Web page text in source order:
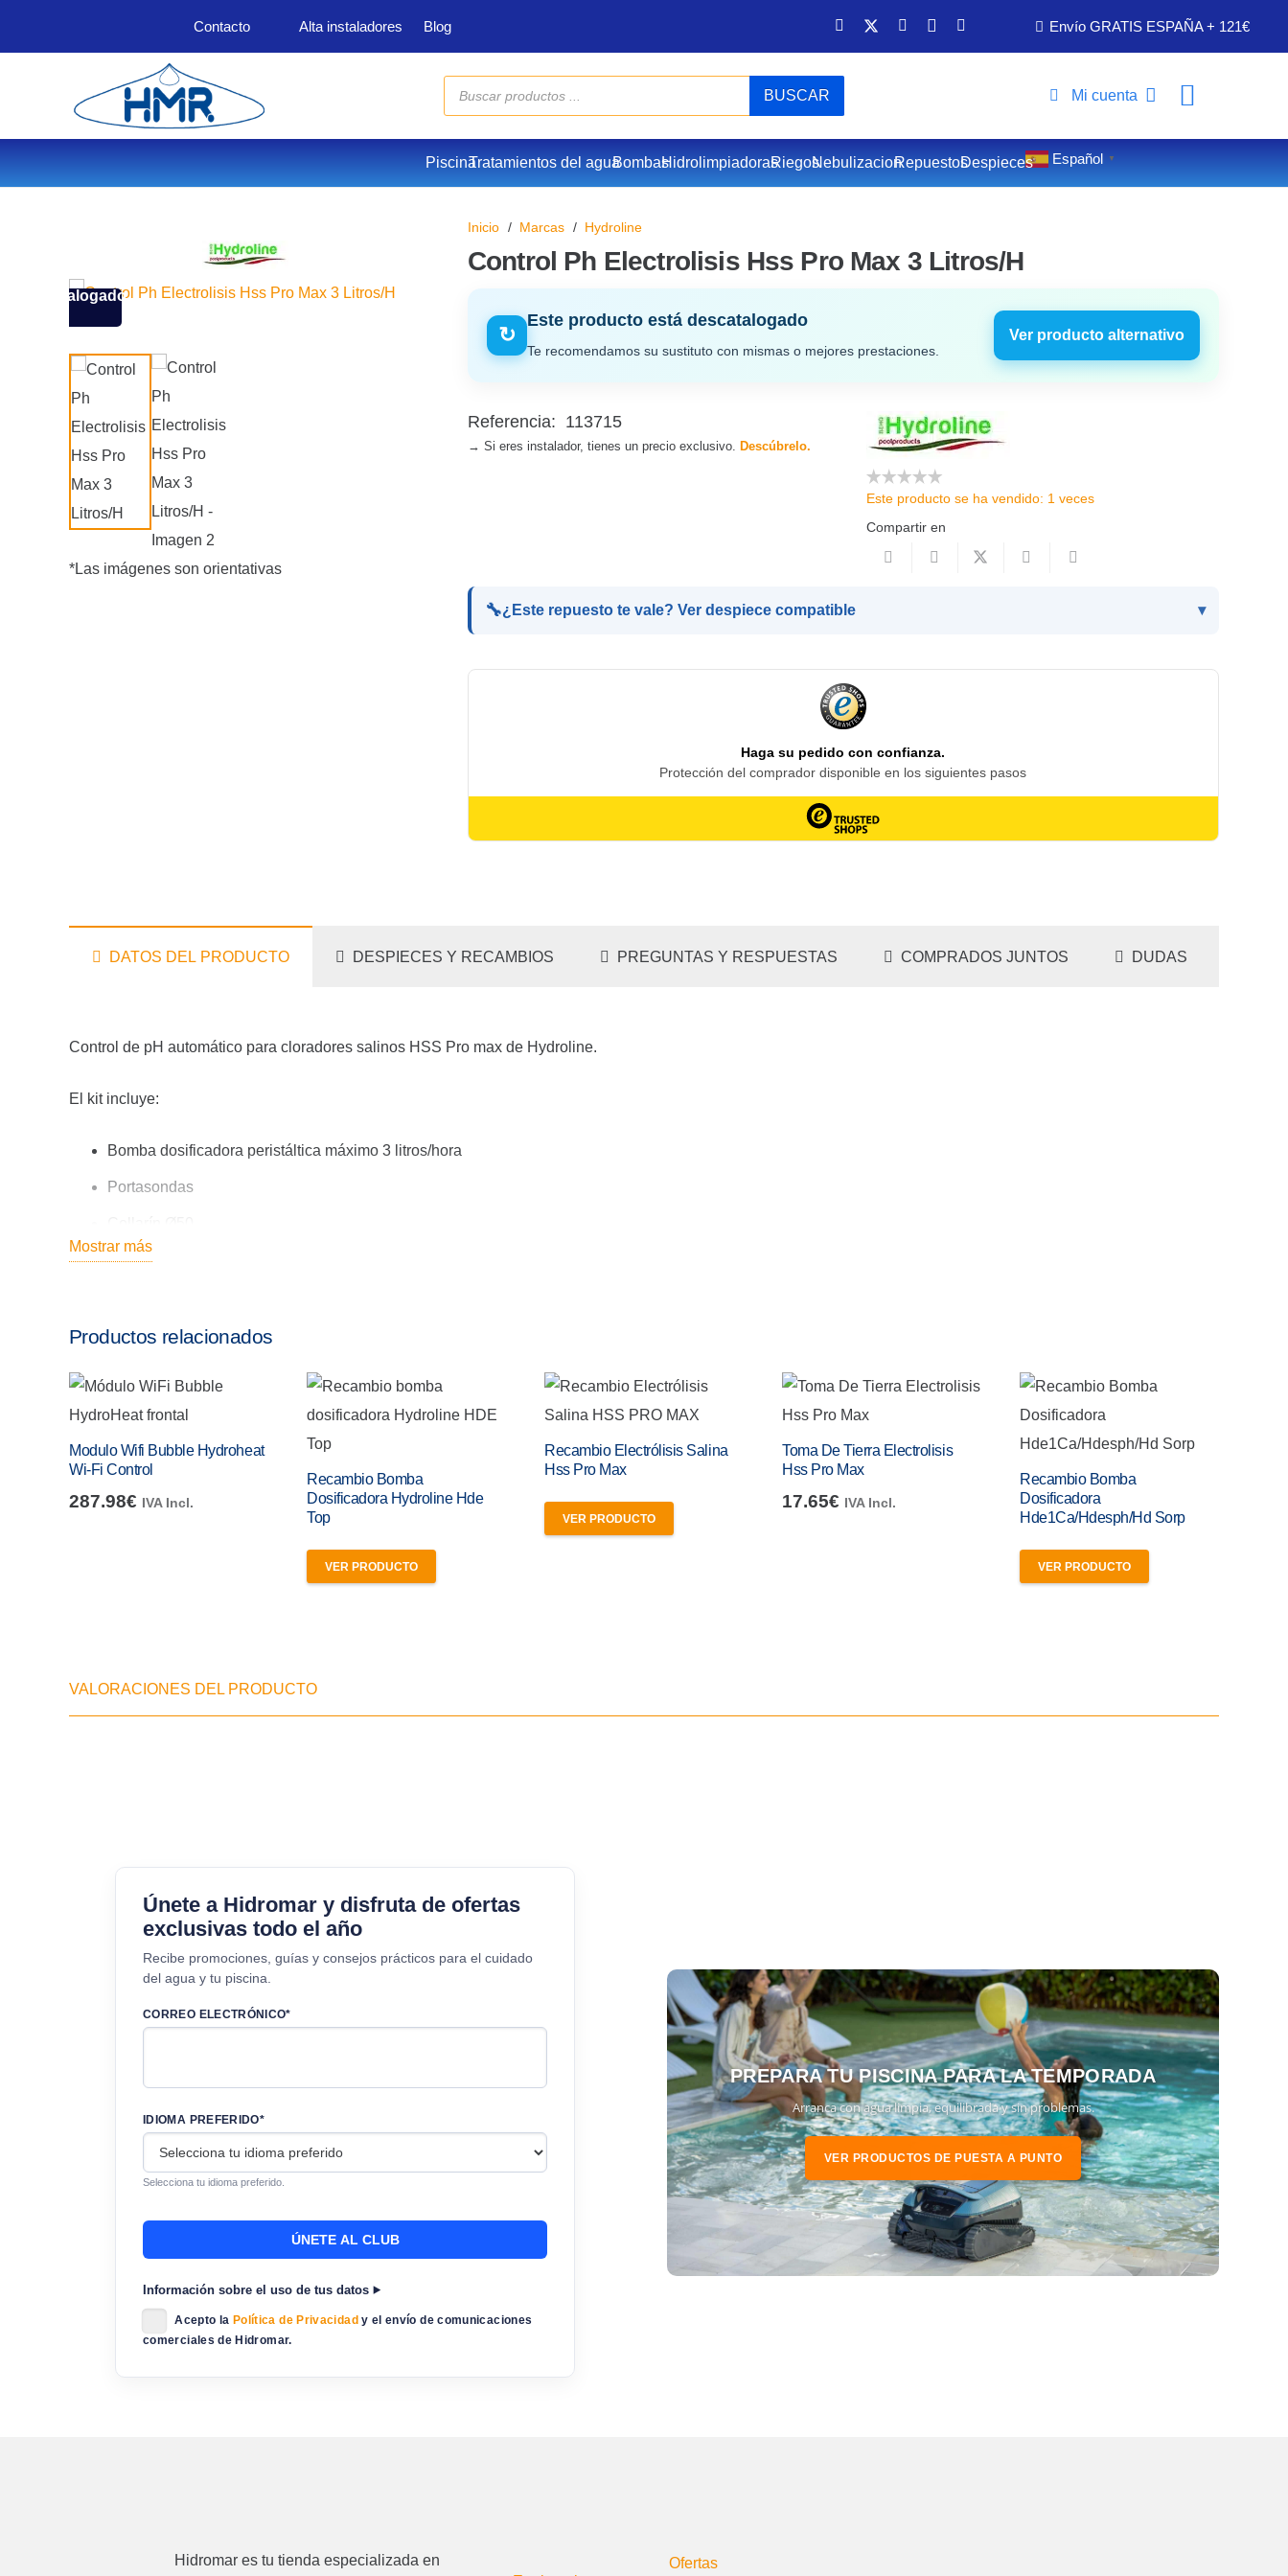
Contacto Alta instaladores Blog Envío GRATIS ESPAÑA + 121€
Búsqueda
de
productos
BUSCAR Mi cuenta
PiscinaTratamientos del aguaBombasHidrolimpiadorasRiegosNebulizacionRepuestosDespieces Español ▼
Descatalogado
*Las imágenes son orientativas
Inicio / Marcas / Hydroline
Control Ph Electrolisis Hss Pro Max 3 Litros/H
↻
Este producto está descatalogado
Te recomendamos su sustituto con mismas o mejores prestaciones.
Ver producto alternativo
Referencia: 113715
→ Si eres instalador, tienes un precio exclusivo. Descúbrelo.
Este producto se ha vendido: 1 veces
Compartir en
🔧¿Este repuesto te vale? Ver despiece compatible
DATOS DEL PRODUCTO DESPIECES Y RECAMBIOS PREGUNTAS Y RESPUESTAS COMPRADOS JUNTOS DUDAS
Control de pH automático para cloradores salinos HSS Pro max de Hydroline.
El kit incluye:
Bomba dosificadora peristáltica máximo 3 litros/hora
Portasondas
Patrones pH 7 / 9
Clorador Salino Hydroline HSS Pro Max 50
Consulte los repuestos disponibles:
Recambio bomba Dosificadora Hydroline Hdp 2Ca
Mostrar más
Productos relacionados
Modulo Wifi Bubble Hydroheat
Wi-Fi Control
287.98€ IVA Incl.
Recambio Bomba
Dosificadora Hydroline Hde
Top
VER PRODUCTO
Recambio Electrólisis Salina
Hss Pro Max
VER PRODUCTO
Toma De Tierra Electrolisis
Hss Pro Max
17.65€ IVA Incl.
Recambio Bomba
Dosificadora
Hde1Ca/Hdesph/Hd Sorp
VER PRODUCTO
VALORACIONES DEL PRODUCTO
Únete a Hidromar y disfruta de ofertas
exclusivas todo el año
Recibe promociones, guías y consejos prácticos para el cuidado
del agua y tu piscina.
CORREO ELECTRÓNICO*
IDIOMA PREFERIDO*
Selecciona tu idioma preferido.
Información sobre el uso de tus datos
Acepto la Política de Privacidad y el envío de comunicaciones
comerciales de Hidromar.
PREPARA TU PISCINA PARA LA TEMPORADA
Arranca con agua limpia, equilibrada y sin problemas.
VER PRODUCTOS DE PUESTA A PUNTO
Hidromar es tu tienda especializada en
Ofertas